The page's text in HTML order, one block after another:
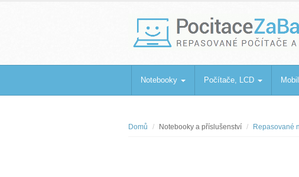
PocitaceZaBabku
Repasované počítače a notebooky
Notebooky Počítače, LCD
Domů Notebooky a příslušenství Repasované